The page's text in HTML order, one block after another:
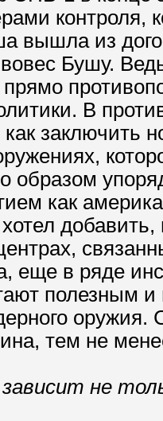
вышла из
Бушу.
прямо
В
заключить
образом
как
еще в ряде
полезным
тем не
зависит не